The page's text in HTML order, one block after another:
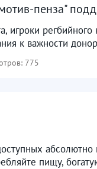
пенза"
игроки
к важности
775
пищу,